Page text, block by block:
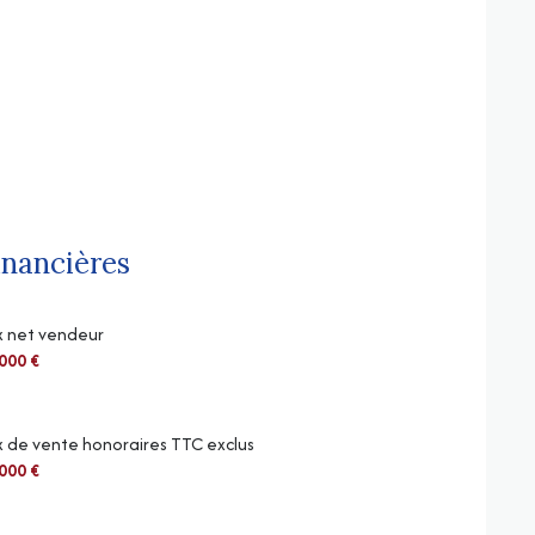
net vendeur
€
de vente honoraires TTC exclus
€